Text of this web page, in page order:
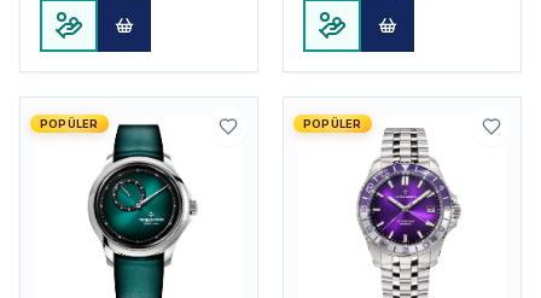
POPÜLER POPÜLER